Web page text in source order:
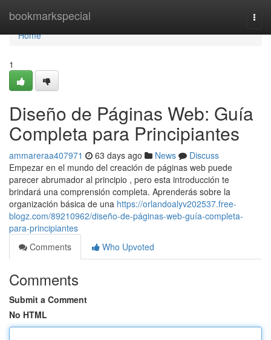
bookmarkspecial
Home
Home
1
Diseño de Páginas Web: Guía
Completa para Principiantes
ammareraa407971 63 days ago News
Discuss
Empezar en el mundo del creación de páginas web puede
parecer abrumador al principio , pero esta introducción te
brindará una comprensión completa. Aprenderás sobre la
organización básica de una https://orlandoalyv202537.free-
blogz.com/89210962/diseño-de-páginas-web-guía-completa-
para-principiantes
Comments
Who Upvoted
Comments
Submit a Comment
No HTML